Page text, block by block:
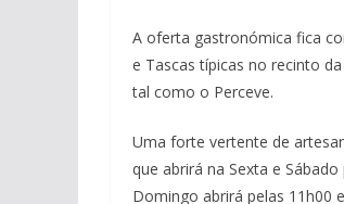
A oferta gastronómica fica
e Tascas típicas no recinto
tal como o Perceve.
Uma forte vertente de
que abrirá na Sexta e
Domingo abrirá pelas 11h00